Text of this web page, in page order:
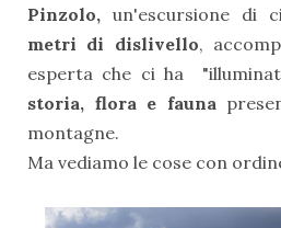
Pinzolo, un'escursione di
metri di dislivello,
esperta che ci ha
storia, flora e fauna
montagne.
Ma vediamo le cose con